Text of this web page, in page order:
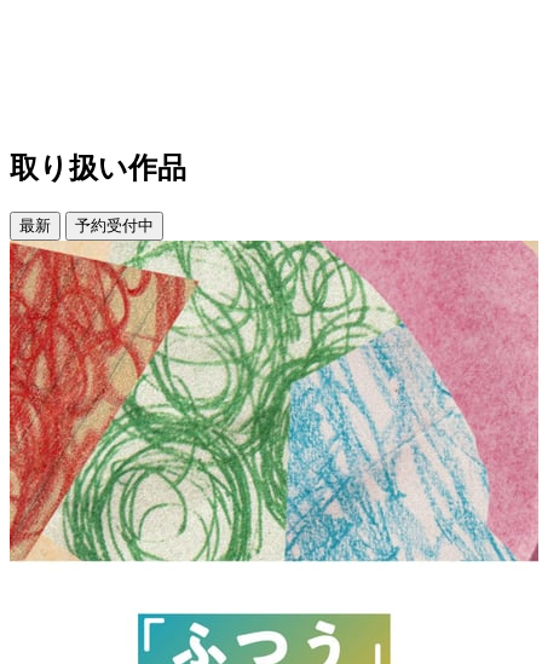
取り扱い作品
最新 予約受付中